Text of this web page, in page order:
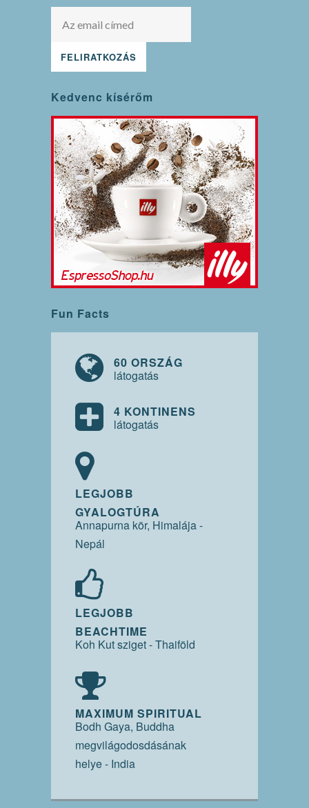
Kedvenc kísérőm
Fun Facts
60 ORSZÁG
látogatás
4 KONTINENS
látogatás
LEGJOBB
GYALOGTÚRA
Annapurna kör, Himalája -
Nepál
LEGJOBB
BEACHTIME
Koh Kut sziget - Thaiföld
MAXIMUM SPIRITUAL
Bodh Gaya, Buddha
megvilágodosdásának
helye - India